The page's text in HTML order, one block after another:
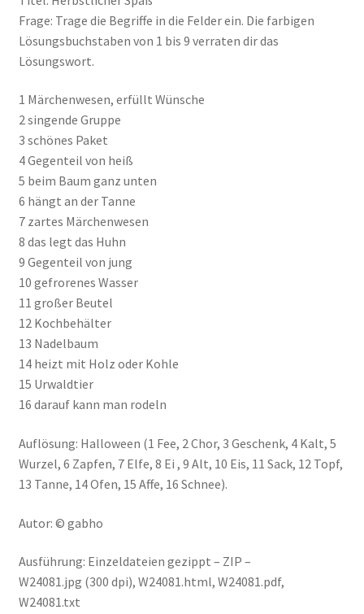
Frage: Trage die Begriffe in die Felder ein. Die farbigen
Lösungsbuchstaben von 1 bis 9 verraten dir das
Lösungswort.
1 Märchenwesen, erfüllt Wünsche
2 singende Gruppe
3 schönes Paket
4 Gegenteil von heiß
5 beim Baum ganz unten
6 hängt an der Tanne
7 zartes Märchenwesen
8 das legt das Huhn
9 Gegenteil von jung
10 gefrorenes Wasser
11 großer Beutel
12 Kochbehälter
13 Nadelbaum
14 heizt mit Holz oder Kohle
15 Urwaldtier
16 darauf kann man rodeln
Auflösung: Halloween (1 Fee, 2 Chor, 3 Geschenk, 4 Kalt, 5
Wurzel, 6 Zapfen, 7 Elfe, 8 Ei , 9 Alt, 10 Eis, 11 Sack, 12 Topf,
13 Tanne, 14 Ofen, 15 Affe, 16 Schnee).
Autor: © gabho
Ausführung: Einzeldateien gezippt – ZIP –
W24081.jpg (300 dpi), W24081.html, W24081.pdf,
W24081.txt